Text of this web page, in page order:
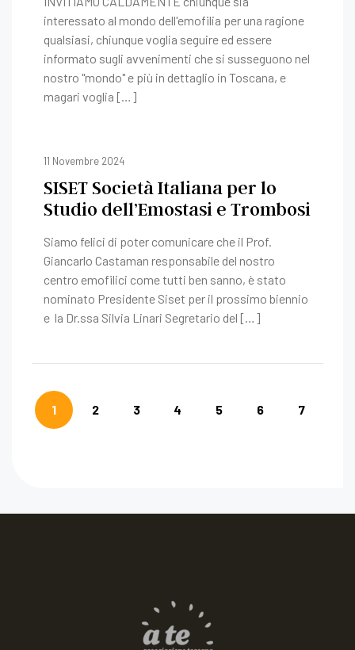
interessato al mondo dell'emofilia per una ragione
qualsiasi, chiunque voglia seguire ed essere
informato sugli avvenimenti che si susseguono nel
nostro "mondo" e più in dettaglio in Toscana, e
magari voglia […]
11 Novembre 2024
SISET Società Italiana per lo
Studio dell’Emostasi e Trombosi
Siamo felici di poter comunicare che il Prof.
Giancarlo Castaman responsabile del nostro
centro emofilici come tutti ben sanno, è stato
nominato Presidente Siset per il prossimo biennio
e la Dr.ssa Silvia Linari Segretario del […]
1 2 3 4 5 6 7